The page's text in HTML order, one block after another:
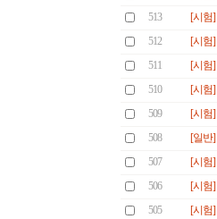
513
[시험]
512
[시험]
511
[시험]
510
[시험]
509
[시험]
508
[일반]
507
[시험]
506
[시험]
505
[시험]